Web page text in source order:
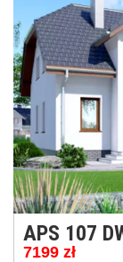
APS 107
7199 zł